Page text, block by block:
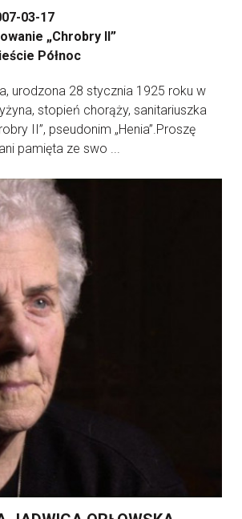
03-17
„Chrobry II”
Północ
urodzona 28 stycznia 1925 roku w
stopień chorąży, sanitariuszka
II”, pseudonim „Henia”.Proszę
pamięta ze swo ...